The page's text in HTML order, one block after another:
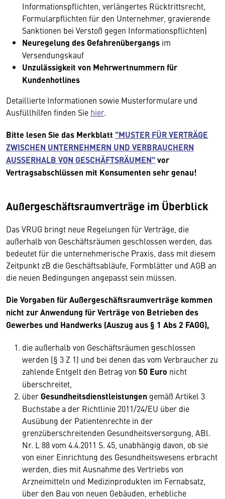
Informationspflichten, verlängertes Rücktrittsrecht,
Formularpflichten für den Unternehmer, gravierende
Sanktionen bei Verstoß gegen Informationspflichten)
Neuregelung des Gefahrenübergangs im
Versendungskauf
Unzulässigkeit von Mehrwertnummern für
Kundenhotlines
Detaillierte Informationen sowie Musterformulare und
Ausfüllhilfen finden Sie hier.
Bitte lesen Sie das Merkblatt "MUSTER FÜR VERTRÄGE
ZWISCHEN UNTERNEHMERN UND VERBRAUCHERN
AUSSERHALB VON GESCHÄFTSRÄUMEN"vor
Vertragsabschlüssen mit Konsumenten sehr genau!
Außergeschäftsraumverträge im Überblick
Das VRUG bringt neue Regelungen für Verträge, die
außerhalb von Geschäftsräumen geschlossen werden, das
bedeutet für die unternehmerische Praxis, dass mit diesem
Zeitpunkt zB die Geschäftsabläufe, Formblätter und AGB an
die neuen Bedingungen angepasst sein müssen.
Die Vorgaben für Außergeschäftsraumverträge kommen
nicht zur Anwendung für Verträge von Betrieben des
Gewerbes und Handwerks (Auszug aus § 1 Abs 2 FAGG),
die außerhalb von Geschäftsräumen geschlossen
werden (§ 3 Z 1) und bei denen das vom Verbraucher zu
zahlende Entgelt den Betrag von 50 Euro nicht
überschreitet,
über Gesundheitsdienstleistungen gemäß Artikel 3
Buchstabe a der Richtlinie 2011/24/EU über die
Ausübung der Patientenrechte in der
grenzüberschreitenden Gesundheitsversorgung, ABl.
Nr. L 88 vom 4.4.2011 S. 45, unabhängig davon, ob sie
von einer Einrichtung des Gesundheitswesens erbracht
werden, dies mit Ausnahme des Vertriebs von
Arzneimitteln und Medizinprodukten im Fernabsatz,
über den Bau von neuen Gebäuden, erhebliche